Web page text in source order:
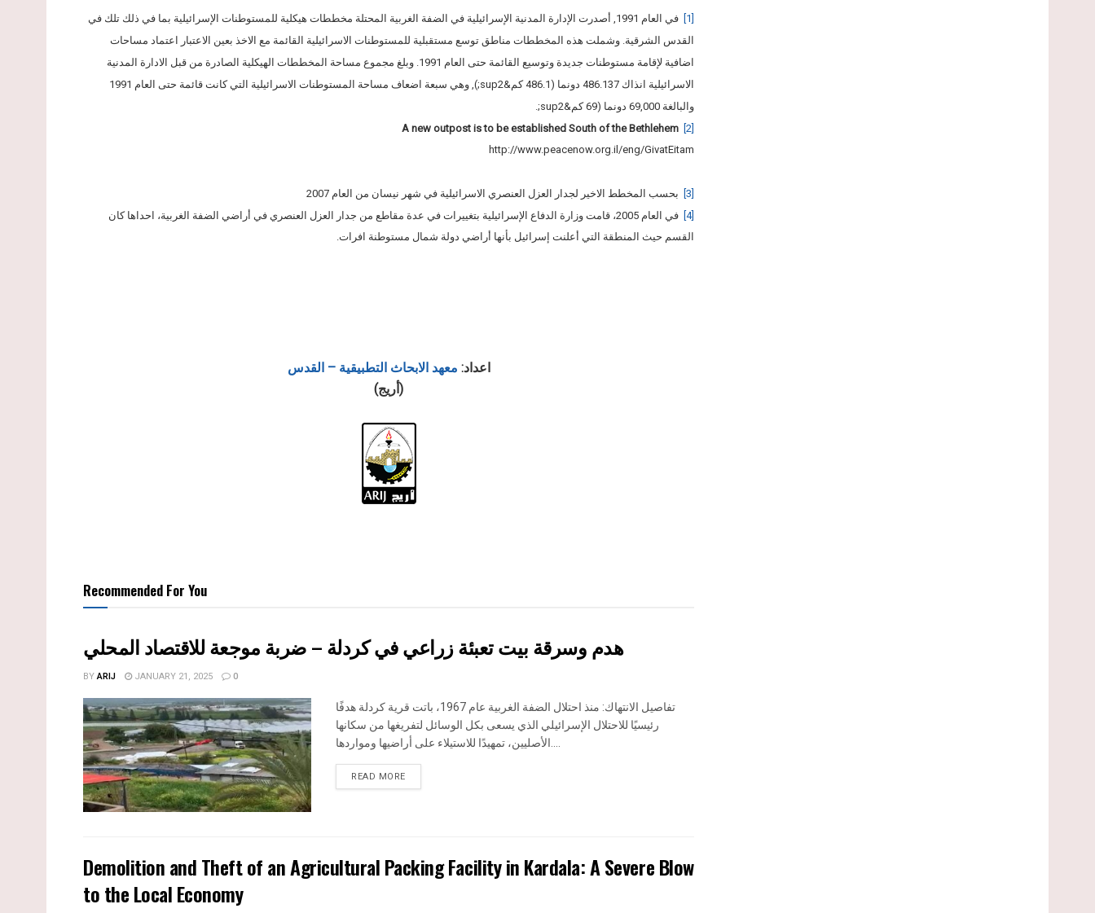
في العام 1991, أصدرت الإدارة المدنية الإسرائيلية في الضفة الغربية المحتلة مخططات هيكلية للمستوطنات الإسرائيلية بما في ذلك تلك في
القدس الشرقية. وشملت هذه المخططات مناطق توسع مستقبلية للمستوطنات الاسرائيلية القائمة مع الاخذ بعين الاعتبار اعتماد مساحات
اضافية لإقامة مستوطنات جديدة وتوسيع القائمة حتى العام 1991. وبلغ مجموع مساحة المخططات الهيكلية الصادرة من قبل الادارة المدنية
الاسرائيلية انذاك 486.137 دونما (486.1 كم&sup2;), وهي سبعة اضعاف مساحة المستوطنات الاسرائيلية التي كانت قائمة حتى العام 1991
والبالغة 69,000 دونما (69 كم&sup2;.
A new outpost is to be established South of the Bethlehem
http://www.peacenow.org.il/eng/GivatEitam
بحسب المخطط الاخير لجدار العزل العنصري الاسرائيلية في شهر نيسان من العام 2007
[4]
في العام 2005، قامت وزارة الدفاع الإسرائيلية بتغييرات في عدة مقاطع من جدار العزل العنصري في أراضي الضفة الغربية، احداها كان
القسم حيث المنطقة التي أعلنت إسرائيل بأنها أراضي دولة شمال مستوطنة افرات.
اعداد: معهد الابحاث التطبيقية – القدس
(أريج)
Recommended For You
هدم وسرقة بيت تعبئة زراعي في كردلة – ضربة موجعة للاقتصاد المحلي
BYARIJ JANUARY 21, 2025 0
تفاصيل الانتهاك: منذ احتلال الضفة الغربية عام 1967، باتت قرية كردلة هدفًا
رئيسيًا للاحتلال الإسرائيلي الذي يسعى بكل الوسائل لتفريغها من سكانها
READ MOREDETAILS
Demolition and Theft of an Agricultural Packing Facility in Kardala: A Severe Blow
to the Local Economy